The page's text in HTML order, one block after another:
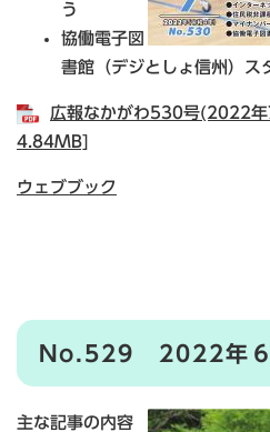
う
協働電子図
書館（デジとしょ信州）ス
広報なかがわ530号(2022
4.84MB]
ウェブブック
No.529 2022年６
主な記事の内容